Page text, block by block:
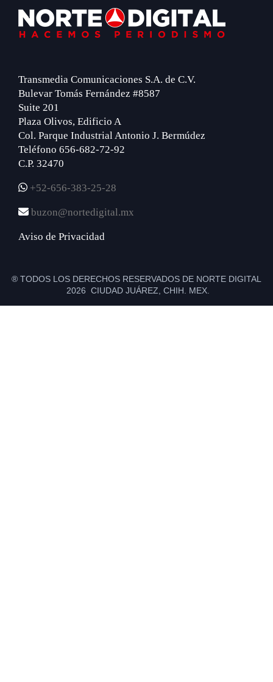
Footer
Transmedia Comunicaciones S.A. de C.V.
Bulevar Tomás Fernández #8587
Suite 201
Plaza Olivos, Edificio A
Col. Parque Industrial Antonio J. Bermúdez
Teléfono 656-682-72-92
C.P. 32470
+52-656-383-25-28
buzon@nortedigital.mx
Aviso de Privacidad
® TODOS LOS DERECHOS RESERVADOS DE NORTE DIGITAL
2026 CIUDAD JUÁREZ, CHIH. MEX.